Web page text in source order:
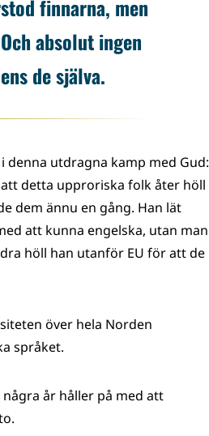
finnarna, men
absolut ingen
de själva.
utdragna kamp med Gud:
detta upproriska folk åter höll
dem ännu en gång. Han lät
att kunna engelska, utan man
höll han utanför EU för att de
över hela Norden
språket.
år håller på med att